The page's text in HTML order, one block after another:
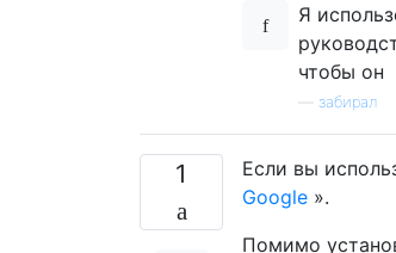
Я
чтобы он
забирал
1 Если вы
Google ».
Помимо